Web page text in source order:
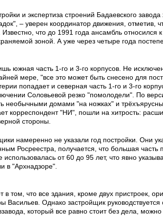
и экспертиза строений Бадаевского завода
– уверен координатор движения, отметив,
что до 1991 года ансамбль относился
зоной. А уже через четыре года
южная часть 1-го и 3-го корпусов. Не
мере, "все это может быть снесено для
попадает и северная часть 1-го и 3-го
Соловьевой резко "помолодели". По
необычными домами "на ножках" и
корреспондент "НИ", пошли на хитрость:
стороны.
намеренно не указали год постройки. Они
Росреестра, получается, что большая
от 60 до 95 лет, что явно
в "Архнадзоре".
том, что все здания, кроме двух пристроек,
Васильев. Однако застройщик руководствуется
который все равно стоит без дела,